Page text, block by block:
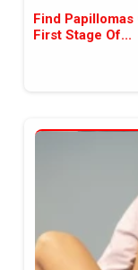
Find
First Stage Of...